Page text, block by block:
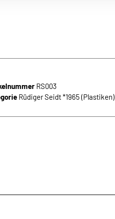
RS003
Rüdiger Seidt *1965 (Plastiken)